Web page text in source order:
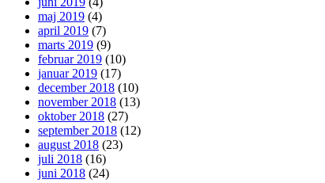
maj 2019 (4)
april 2019 (7)
marts 2019 (9)
februar 2019 (10)
januar 2019 (17)
december 2018 (10)
november 2018 (13)
oktober 2018 (27)
september 2018 (12)
august 2018 (23)
juli 2018 (16)
juni 2018 (24)